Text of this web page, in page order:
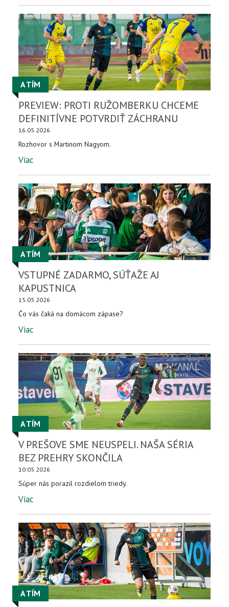
A TÍM
PREVIEW: PROTI RUŽOMBERKU CHCEME
DEFINITÍVNE POTVRDIŤ ZÁCHRANU
16.05.2026
Rozhovor s Martinom Nagyom.
Viac
A TÍM
VSTUPNÉ ZADARMO, SÚŤAŽE AJ
KAPUSTNICA
15.05.2026
Čo vás čaká na domácom zápase?
Viac
A TÍM
V PREŠOVE SME NEUSPELI. NAŠA SÉRIA
BEZ PREHRY SKONČILA
10.05.2026
Súper nás porazil rozdielom triedy.
Viac
A TÍM